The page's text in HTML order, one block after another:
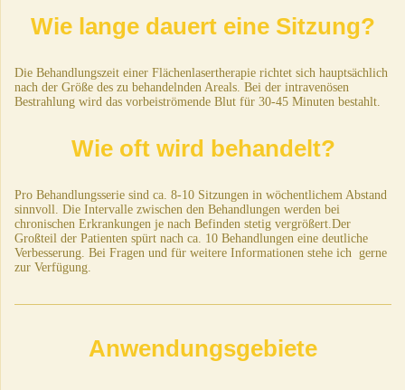
Wie lange dauert eine Sitzung?
Die Behandlungszeit einer Flächenlasertherapie richtet sich hauptsächlich
nach der Größe des zu behandelnden Areals. Bei der intravenösen
Bestrahlung wird das vorbeiströmende Blut für 30-45 Minuten bestahlt.
Wie oft wird behandelt?
Pro Behandlungsserie sind ca. 8-10 Sitzungen in wöchentlichem Abstand
sinnvoll. Die Intervalle zwischen den Behandlungen werden bei
chronischen Erkrankungen je nach Befinden stetig vergrößert.Der
Großteil der Patienten spürt nach ca. 10 Behandlungen eine deutliche
Verbesserung. Bei Fragen und für weitere Informationen stehe ich gerne
zur Verfügung.
Anwendungsgebiete